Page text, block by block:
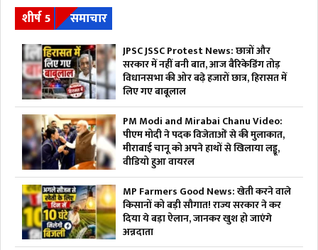
शीर्ष 5 समाचार
JPSC JSSC Protest News: छात्रों और
सरकार में नहीं बनी बात, आज बैरिकेडिंग तोड़
विधानसभा की ओर बढ़े हजारों छात्र, हिरासत में
लिए गए बाबूलाल
PM Modi and Mirabai Chanu Video:
पीएम मोदी ने पदक विजेताओं से की मुलाकात,
मीराबाई चानू को अपने हाथों से खिलाया लड्डू,
वीडियो हुआ वायरल
MP Farmers Good News: खेती करने वाले
किसानों को बड़ी सौगात! राज्य सरकार ने कर
दिया ये बड़ा ऐलान, जानकर खुश हो जाएंगे
अन्नदाता